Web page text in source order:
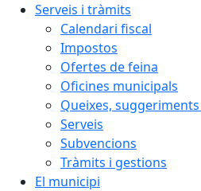
Serveis i tràmits
Calendari fiscal
Impostos
Ofertes de feina
Oficines municipals
Queixes,
Serveis
Subvencions
Tràmits i gestions
El municipi